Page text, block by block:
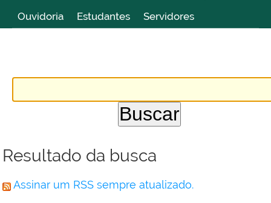
Ouvidoria
Estudantes Servidores
Resultado da busca
Assinar um RSS sempre atualizado.